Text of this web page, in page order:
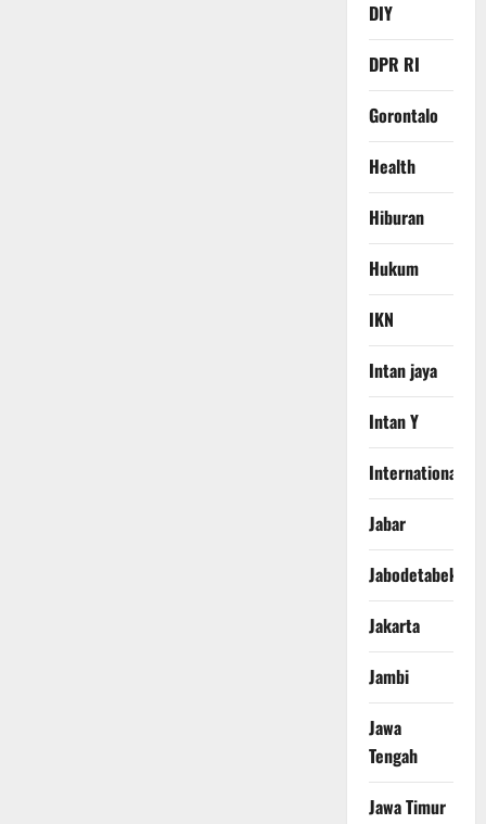
DIY
DPR RI
Gorontalo
Health
Hiburan
Hukum
IKN
Intan jaya
Intan Y
International
Jabar
Jabodetabek
Jakarta
Jambi
Jawa
Tengah
Jawa Timur